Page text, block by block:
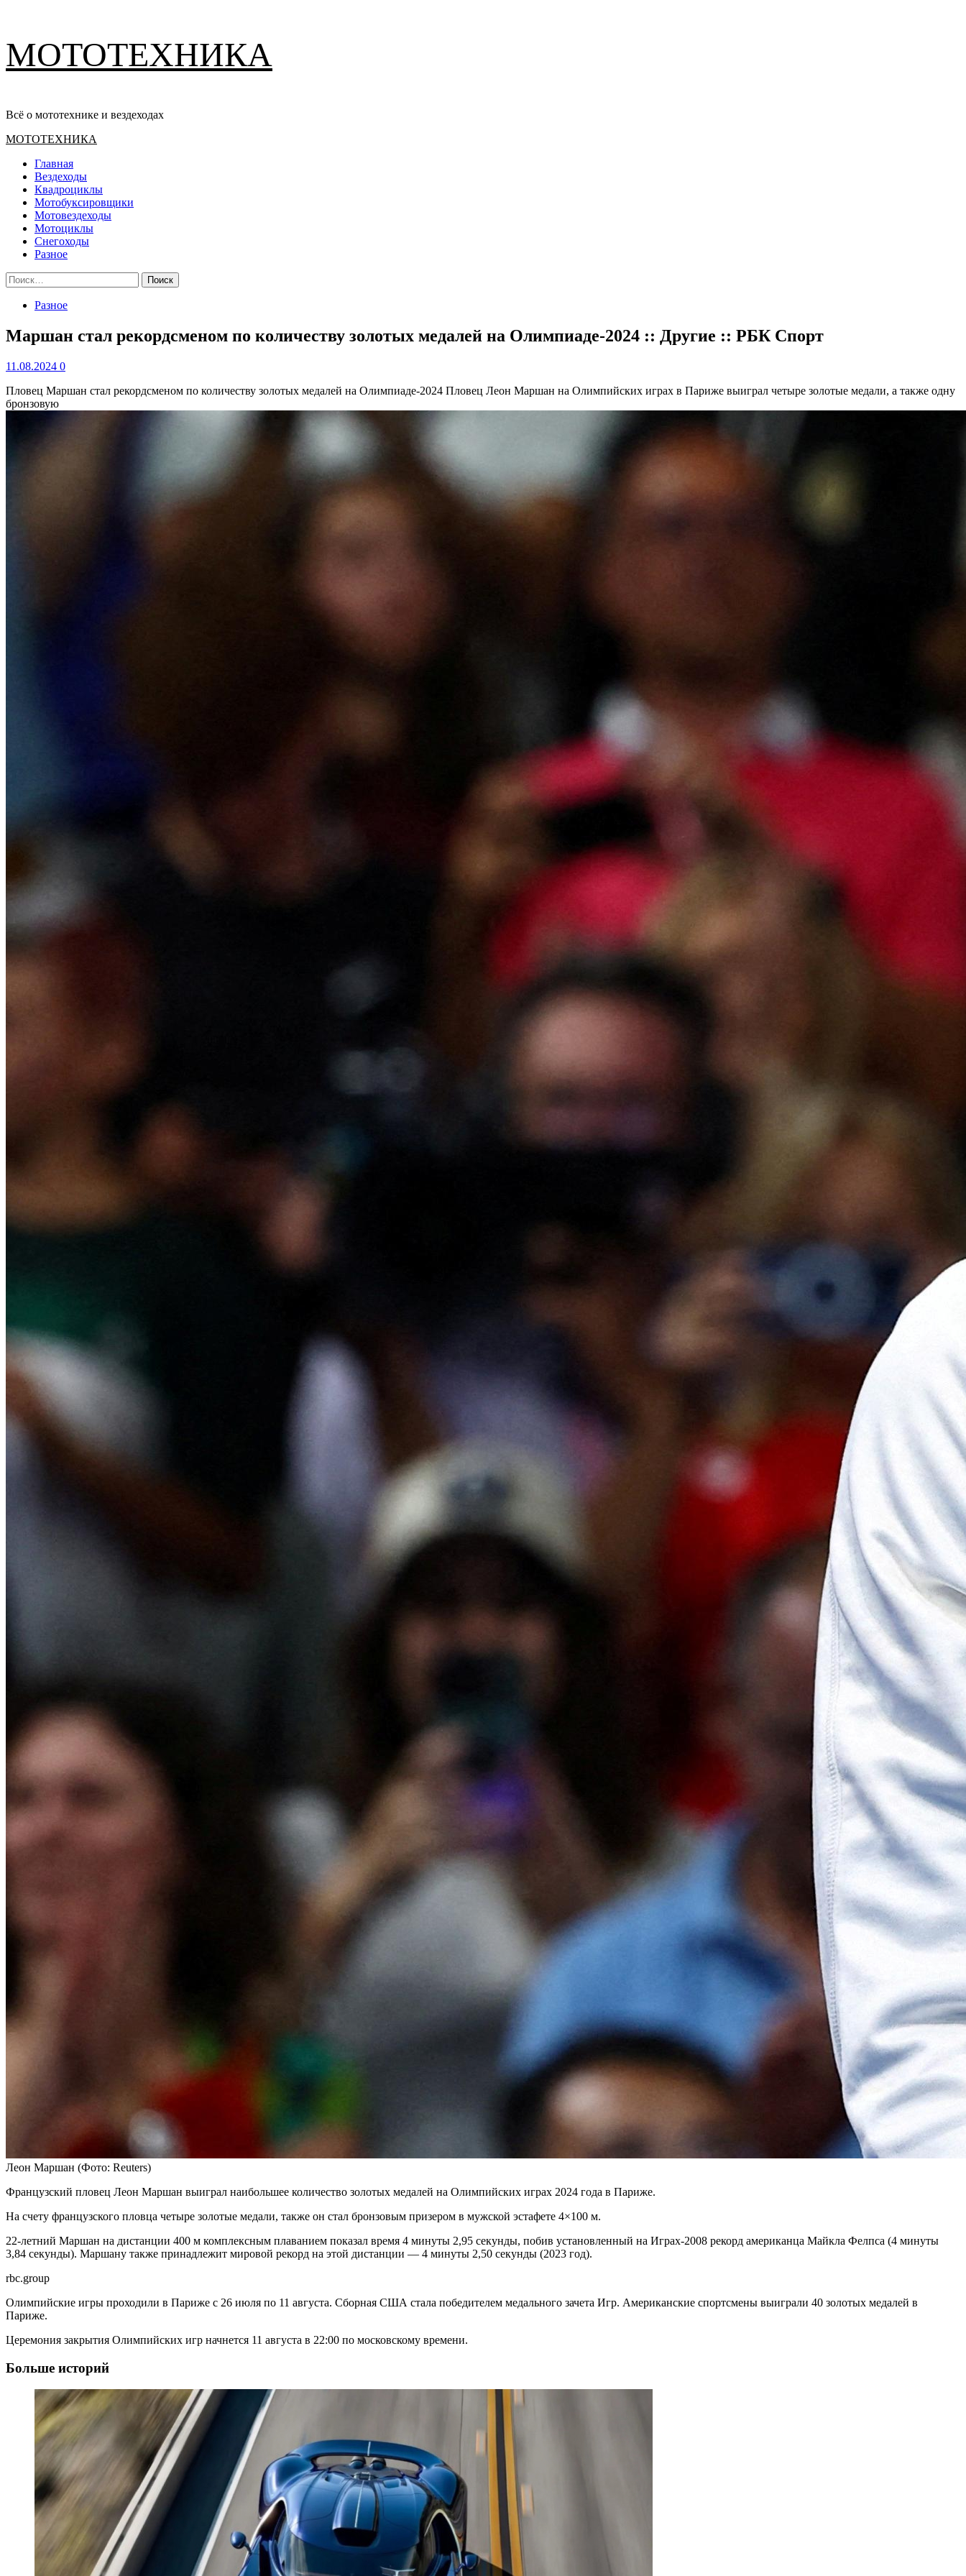
содержимому
МОТОТЕХНИКА
Всё о мототехнике и вездеходах
Основное
МОТОТЕХНИКА
Главная
Вездеходы
Квадроциклы
Мотобуксировщики
Мотовездеходы
Мотоциклы
Снегоходы
Разное
Найти:
Разное
Маршан стал рекордсменом по количеству золотых медалей на Олимпиаде-2024 :: Другие :: РБК Спорт
11.08.2024 0
Пловец Маршан стал рекордсменом по количеству золотых медалей на Олимпиаде-2024 Пловец Леон Маршан на Олимпийских играх в Париже выиграл четыре золотые медали, а также одну
бронзовую
Леон Маршан (Фото: Reuters)
Французский пловец Леон Маршан выиграл наибольшее количество золотых медалей на Олимпийских играх 2024 года в Париже.
На счету французского пловца четыре золотые медали, также он стал бронзовым призером в мужской эстафете 4×100 м.
22-летний Маршан на дистанции 400 м комплексным плаванием показал время 4 минуты 2,95 секунды, побив установленный на Играх-2008 рекорд американца Майкла Фелпса (4 минуты
3,84 секунды). Маршану также принадлежит мировой рекорд на этой дистанции — 4 минуты 2,50 секунды (2023 год).
rbc.group
Олимпийские игры проходили в Париже с 26 июля по 11 августа. Сборная США стала победителем медального зачета Игр. Американские спортсмены выиграли 40 золотых медалей в
Париже.
Церемония закрытия Олимпийских игр начнется 11 августа в 22:00 по московскому времени.
Больше историй